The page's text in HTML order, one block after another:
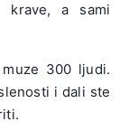
krave, a sami
300 ljudi.
i dali ste